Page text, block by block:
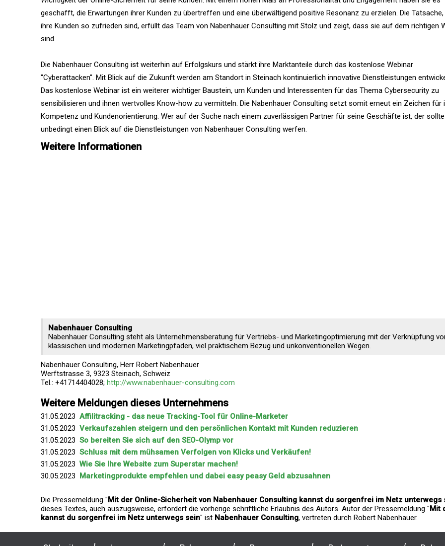
geschafft, die Erwartungen ihrer Kunden zu übertreffen und eine überwältigend positive Resonanz zu erzielen. Die
ihre Kunden so zufrieden sind, erfüllt das Team von Nabenhauer Consulting mit Stolz und zeigt, dass sie auf dem richtigen
sind.
Die Nabenhauer Consulting ist weiterhin auf Erfolgskurs und stärkt ihre Marktanteile durch das kostenlose Webinar
"Cyberattacken". Mit Blick auf die Zukunft werden am Standort in Steinach kontinuierlich innovative Dienstleistungen
Das kostenlose Webinar ist ein weiterer wichtiger Baustein, um Kunden und Interessenten für das Thema Cybersecurity zu
sensibilisieren und ihnen wertvolles Know-how zu vermitteln. Die Nabenhauer Consulting setzt somit erneut ein Zeichen für
Kompetenz und Kundenorientierung. Wer auf der Suche nach einem zuverlässigen Partner für seine Geschäfte ist, der sollte
unbedingt einen Blick auf die Dienstleistungen von Nabenhauer Consulting werfen.
Weitere Informationen
Nabenhauer Consulting
Nabenhauer Consulting steht als Unternehmensberatung für Vertriebs- und Marketingoptimierung mit der Verknüpfung
klassischen und modernen Marketingpfaden, viel praktischem Bezug und unkonventionellen Wegen.
Nabenhauer Consulting, Herr Robert Nabenhauer
Werftstrasse 3, 9323 Steinach, Schweiz
Tel.: +41714404028; http://www.nabenhauer-consulting.com
Weitere Meldungen dieses Unternehmens
31.05.2023 Affilitracking - das neue Tracking-Tool für Online-Marketer
31.05.2023 Verkaufszahlen steigern und den persönlichen Kontakt mit Kunden reduzieren
31.05.2023 So bereiten Sie sich auf den SEO-Olymp vor
31.05.2023 Schluss mit dem mühsamen Verfolgen von Klicks und Verkäufen!
31.05.2023 Wie Sie Ihre Website zum Superstar machen!
30.05.2023 Marketingprodukte empfehlen und dabei easy peasy Geld abzusahnen
Die Pressemeldung "Mit der Online-Sicherheit von Nabenhauer Consulting kannst du sorgenfrei im Netz unterwegs
dieses Textes, auch auszugsweise, erfordert die vorherige schriftliche Erlaubnis des Autors. Autor der Pressemeldung "Mit
kannst du sorgenfrei im Netz unterwegs sein" ist Nabenhauer Consulting, vertreten durch Robert Nabenhauer.